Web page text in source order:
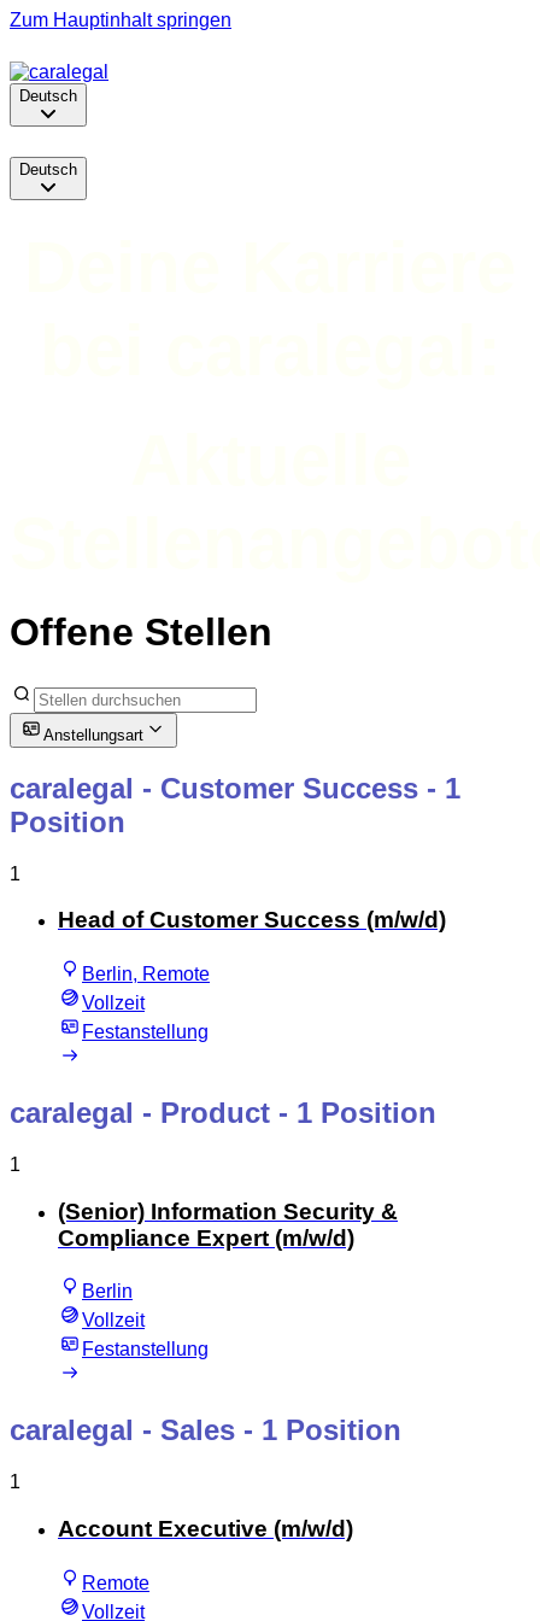
Zum Hauptinhalt springen
Deutsch
Deutsch
Offene Stellen
Anstellungsart
caralegal - Customer Success - 1
Position
1
Head of Customer Success (m/w/d)
Berlin, Remote
Vollzeit
Festanstellung
caralegal - Product - 1 Position
1
(Senior) Information Security &
Compliance Expert (m/w/d)
Berlin
Vollzeit
Festanstellung
caralegal - Sales - 1 Position
1
Account Executive (m/w/d)
Remote
Vollzeit